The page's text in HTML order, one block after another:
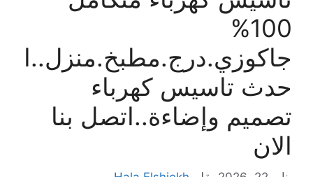
100%
جاكوزي.درج.مطبخ.منزل..ا
حدث تاسيس كهرباء
تصميم وإضاءة..اتصل بنا
الان